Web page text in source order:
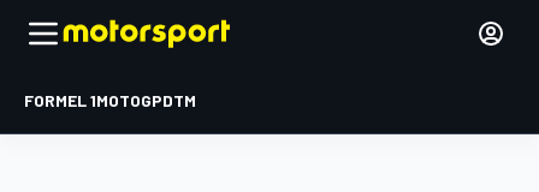
FORMEL 1MOTOGPDTM